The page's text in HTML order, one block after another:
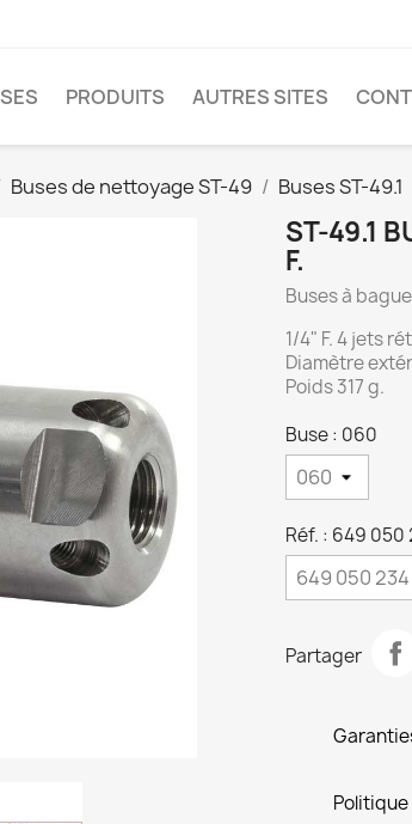
PRODUITS AUTRES SITES
Buses de nettoyage ST-49 Buses ST-49.1
ST-49.1
F.
Buses à
1/4" F. 4 jets
Diamètre
Poids 317 g.
Buse : 060
Réf. : 649 050
Partager